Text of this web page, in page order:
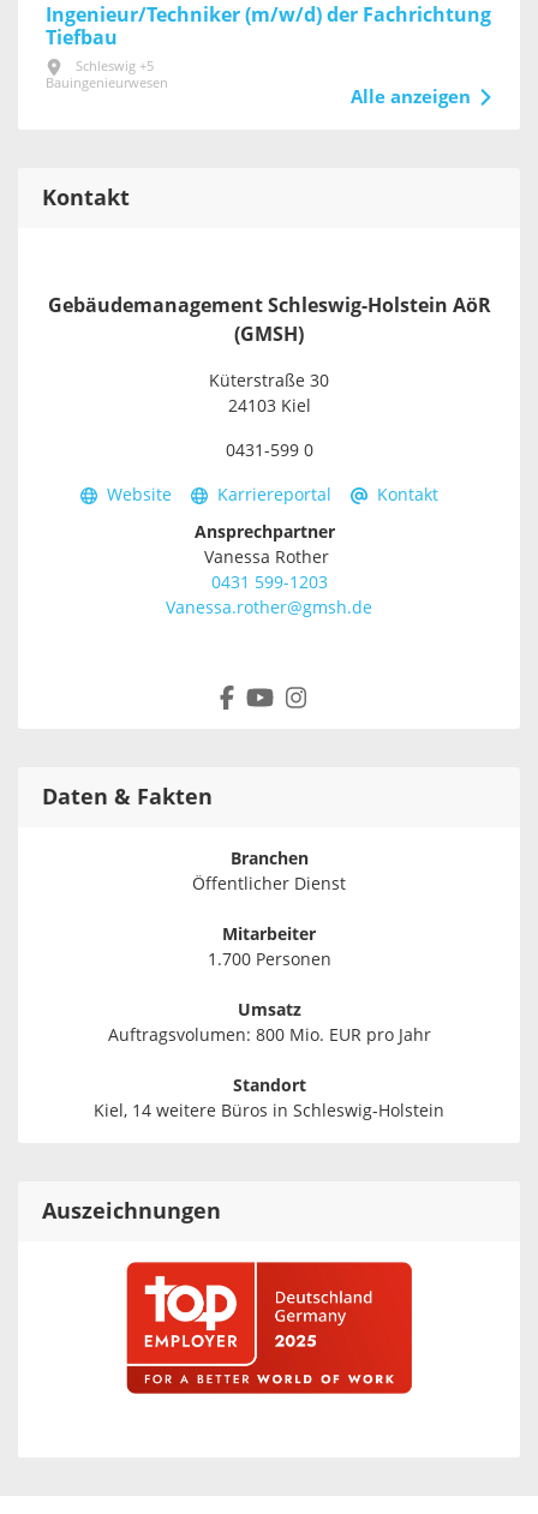
Ingenieur/Techniker (m/w/d) der Fachrichtung
Tiefbau
Schleswig +5
Bauingenieurwesen
Alle anzeigen
Kontakt
Gebäudemanagement Schleswig-Holstein AöR
(GMSH)
Küterstraße 30
24103 Kiel
0431-599 0
Website Karriereportal
Kontakt
Ansprechpartner
Vanessa Rother
0431 599-1203
Vanessa.rother@gmsh.de
Daten & Fakten
Branchen
Öffentlicher Dienst
Mitarbeiter
1.700 Personen
Umsatz
Auftragsvolumen: 800 Mio. EUR pro Jahr
Standort
Kiel, 14 weitere Büros in Schleswig-Holstein
Auszeichnungen